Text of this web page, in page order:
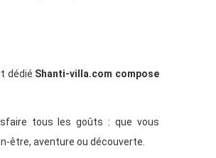
dédié Shanti-villa.com compose
tous les goûts : que vous
être, aventure ou découverte.